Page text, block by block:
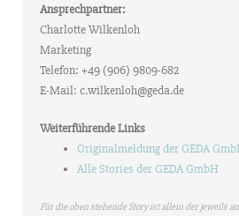
Ansprechpartner:
Charlotte Wilkenloh
Marketing
Telefon: +49 (906) 9809-682
E-Mail: c.wilkenloh@geda.de
Weiterführende Links
Originalmeldung der GEDA
Alle Stories der GEDA GmbH
Für die oben stehende Story ist allein der jeweils